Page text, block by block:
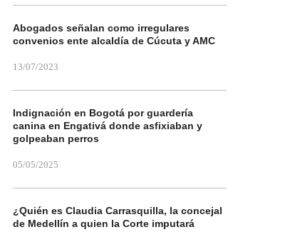
Abogados señalan como irregulares
convenios ente alcaldía de Cúcuta y AMC
13/07/2023
Indignación en Bogotá por guardería
canina en Engativá donde asfixiaban y
golpeaban perros
05/05/2025
¿Quién es Claudia Carrasquilla, la concejal
de Medellín a quien la Corte imputará